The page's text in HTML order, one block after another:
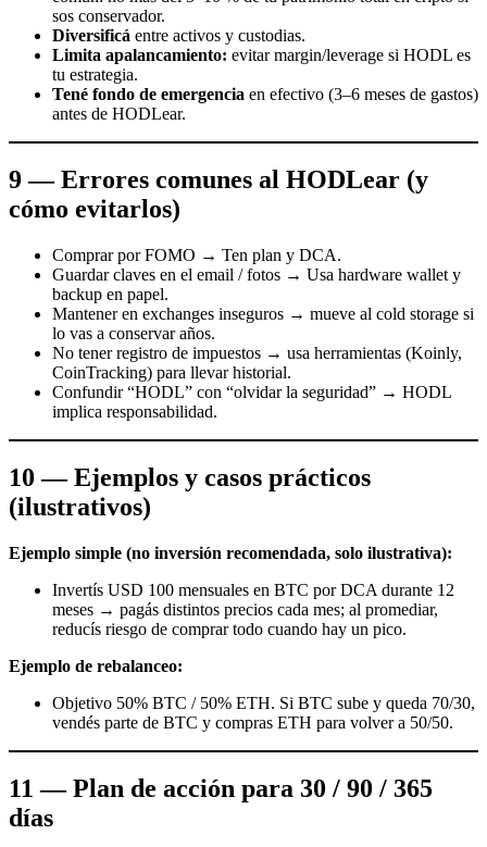
sos conservador.
Diversificá entre activos y custodias.
Limita apalancamiento: evitar margin/leverage si HODL es
tu estrategia.
Tené fondo de emergencia en efectivo (3–6 meses de gastos)
antes de HODLear.
9 — Errores comunes al HODLear (y
cómo evitarlos)
Comprar por FOMO → Ten plan y DCA.
Guardar claves en el email / fotos → Usa hardware wallet y
backup en papel.
Mantener en exchanges inseguros → mueve al cold storage si
lo vas a conservar años.
No tener registro de impuestos → usa herramientas (Koinly,
CoinTracking) para llevar historial.
Confundir “HODL” con “olvidar la seguridad” → HODL
implica responsabilidad.
10 — Ejemplos y casos prácticos
(ilustrativos)
Ejemplo simple (no inversión recomendada, solo ilustrativa):
Invertís USD 100 mensuales en BTC por DCA durante 12
meses → pagás distintos precios cada mes; al promediar,
reducís riesgo de comprar todo cuando hay un pico.
Ejemplo de rebalanceo:
Objetivo 50% BTC / 50% ETH. Si BTC sube y queda 70/30,
vendés parte de BTC y compras ETH para volver a 50/50.
11 — Plan de acción para 30 / 90 / 365
días